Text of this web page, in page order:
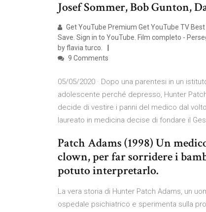
Josef Sommer, Bob Gunton,
Get YouTube Premium Get YouTube TV
Save. Sign in to YouTube. Film completo -
by flavia turco.
9 Comments
05/05/2020 · Dopo una parentesi in un
adolescente perché depresso, Hunter
decide di vestire i panni del medico dal
laureato in medicina decise di fondare il
Patch Adams (1998) Un
clown, per far sorridere i
potuto interpretarlo.
La vera storia di Hunter Patch Adams, un
ospedale psichiatrico e sperimenta sulla